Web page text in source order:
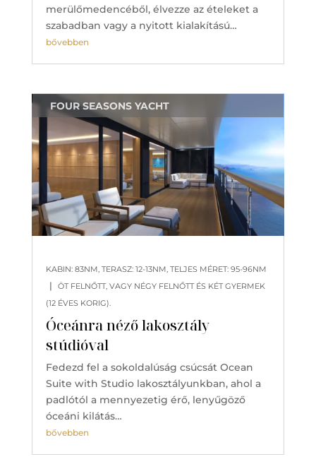
merülőmedencéből, élvezze az ételeket a
szabadban vagy a nyitott kialakítású…
bővebben
Óceánra néző lakosztály
stúdióval
KABIN: 83NM, TERASZ: 12-13NM, TELJES MÉRET: 95-96NM
|
ÖT FELNŐTT, VAGY NÉGY FELNŐTT ÉS KÉT GYERMEK
(12 ÉVES KORIG).
FOUR SEASONS YACHT
Fedezd fel a sokoldalúság csúcsát Ocean
Suite with Studio lakosztályunkban, ahol a
padlótól a mennyezetig érő, lenyűgöző
óceáni kilátás…
bővebben